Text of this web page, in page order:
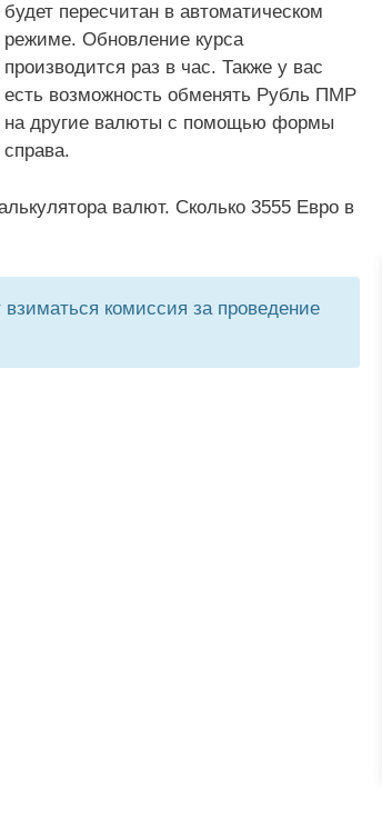
будет пересчитан в автоматическом
режиме. Обновление курса
производится раз в час. Также у вас
есть возможность обменять Рубль ПМР
на другие валюты с помощью формы
справа.
валют. Сколько 3555 Евро в
комиссия за проведение